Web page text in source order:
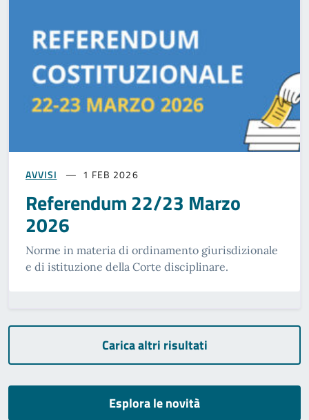
AVVISI 1 FEB 2026
Referendum 22/23 Marzo
2026
Norme in materia di ordinamento giurisdizionale
e di istituzione della Corte disciplinare.
Carica altri risultati
Esplora le novità